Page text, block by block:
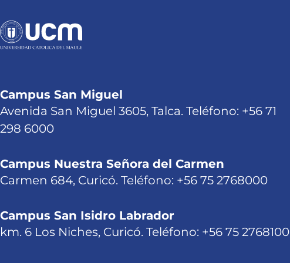
Campus San Miguel
Avenida San Miguel 3605, Talca. Teléfono: +56 71
298 6000
Campus Nuestra Señora del Carmen
Carmen 684, Curicó. Teléfono: +56 75 2768000
Campus San Isidro Labrador
km. 6 Los Niches, Curicó. Teléfono: +56 75 2768100